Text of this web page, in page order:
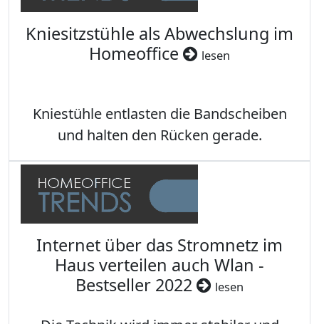
Kniesitzstühle als Abwechslung im
Homeoffice
lesen
Kniestühle entlasten die Bandscheiben
und halten den Rücken gerade.
Internet über das Stromnetz im
Haus verteilen auch Wlan -
Bestseller 2022
lesen